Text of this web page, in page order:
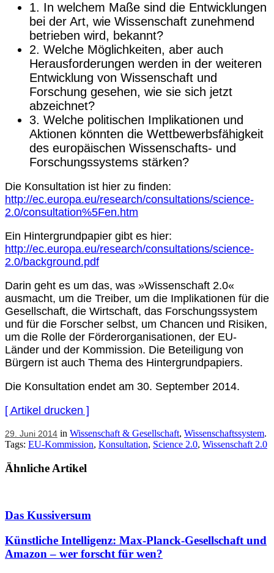
1. In welchem Maße sind die Entwicklungen
bei der Art, wie Wissenschaft zunehmend
betrieben wird, bekannt?
2. Welche Möglichkeiten, aber auch
Herausforderungen werden in der weiteren
Entwicklung von Wissenschaft und
Forschung gesehen, wie sie sich jetzt
abzeichnet?
3. Welche politischen Implikationen und
Aktionen könnten die Wettbewerbsfähigkeit
des europäischen Wissenschafts- und
Forschungssystems stärken?
Die Konsultation ist hier zu finden:
http://ec.europa.eu/research/consultations/science-
2.0/consultation%5Fen.htm
Ein Hintergrundpapier gibt es hier:
http://ec.europa.eu/research/consultations/science-
2.0/background.pdf
Darin geht es um das, was »Wissenschaft 2.0«
ausmacht, um die Treiber, um die Implikationen für die
Gesellschaft, die Wirtschaft, das Forschungssystem
und für die Forscher selbst, um Chancen und Risiken,
um die Rolle der Förderorganisationen, der EU-
Länder und der Kommission. Die Beteiligung von
Bürgern ist auch Thema des Hintergrundpapiers.
Die Konsultation endet am 30. September 2014.
[ Artikel drucken ]
29. Juni 2014 in Wissenschaft & Gesellschaft, Wissenschaftssystem.
Tags: EU-Kommission, Konsultation, Science 2.0, Wissenschaft 2.0
Ähnliche Artikel
Das Kussiversum
Künstliche Intelligenz: Max-Planck-Gesellschaft und
Amazon – wer forscht für wen?